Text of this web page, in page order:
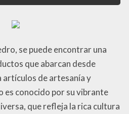
se puede encontrar una
que abarcan desde
de artesanía y
es conocido por su vibrante
que refleja la rica cultura